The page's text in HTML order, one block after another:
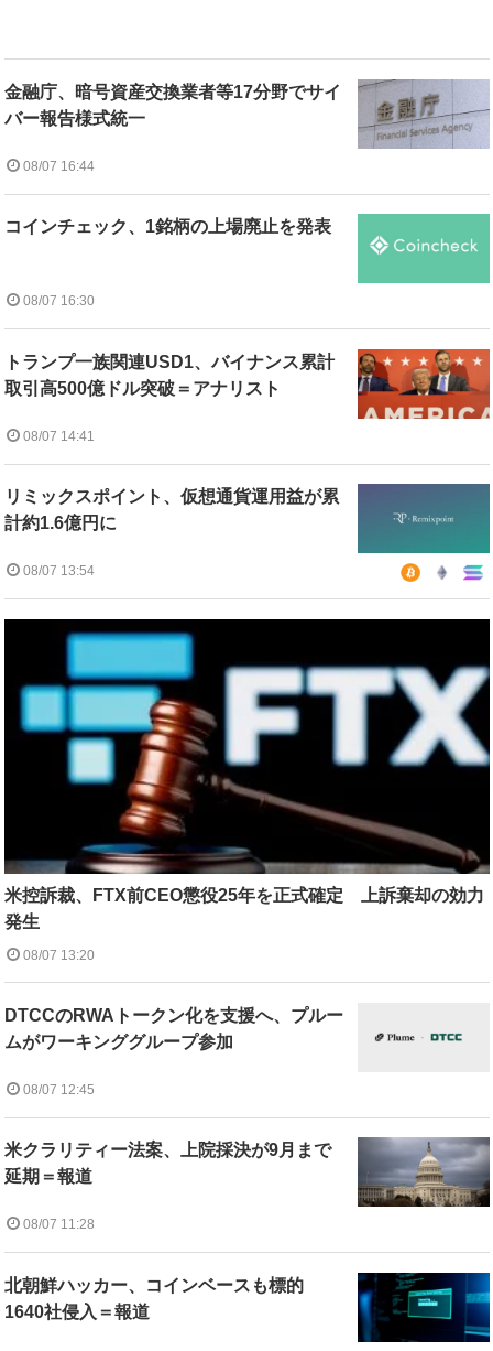
金融庁、暗号資産交換業者等17分野でサイ
バー報告様式統一
08/07 16:44
コインチェック、1銘柄の上場廃止を発表
08/07 16:30
トランプ一族関連USD1、バイナンス累計
取引高500億ドル突破＝アナリスト
08/07 14:41
リミックスポイント、仮想通貨運用益が累
計約1.6億円に
08/07 13:54
米控訴裁、FTX前CEO懲役25年を正式確定 上訴棄却の効力
発生
08/07 13:20
DTCCのRWAトークン化を支援へ、プルー
ムがワーキンググループ参加
08/07 12:45
米クラリティー法案、上院採決が9月まで
延期＝報道
08/07 11:28
北朝鮮ハッカー、コインベースも標的
1640社侵入＝報道